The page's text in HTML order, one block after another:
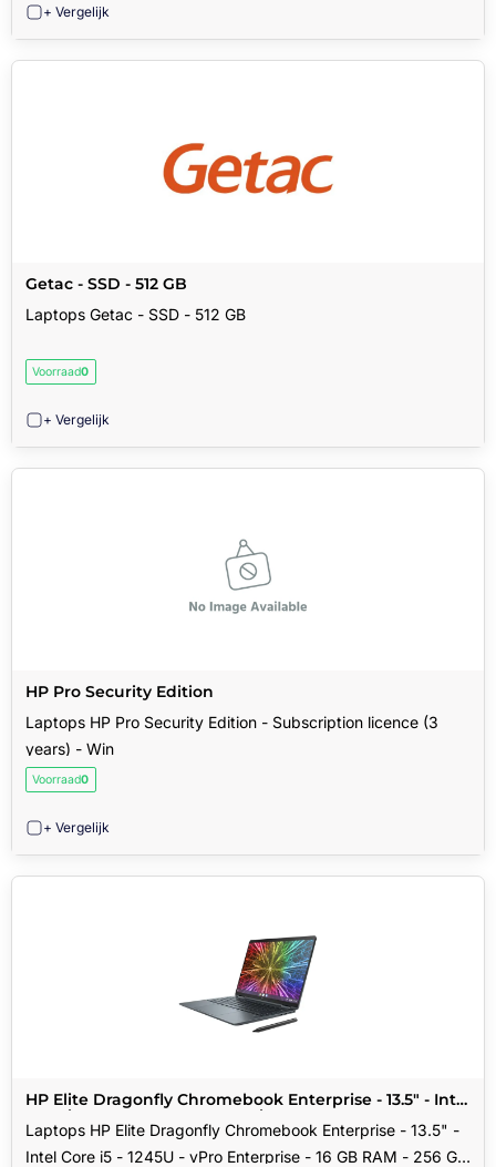
+ Vergelijk
Getac - SSD - 512 GB
Laptops Getac - SSD - 512 GB
Voorraad0
+ Vergelijk
HP Pro Security Edition
Laptops HP Pro Security Edition - Subscription licence (3
years) - Win
Voorraad0
+ Vergelijk
HP Elite Dragonfly Chromebook Enterprise - 13.5" - Intel
Core i5 - 1245U - vPro Enterprise - 16 GB RAM - 256 GB
SSD - Int Engels
Laptops HP Elite Dragonfly Chromebook Enterprise - 13.5" -
Intel Core i5 - 1245U - vPro Enterprise - 16 GB RAM - 256 GB